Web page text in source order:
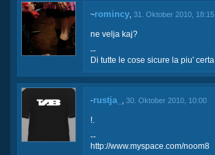
~romincy 31. Oktober 2010, 18:15
ne velja kaj?
--
Di tutte le cose sicure la piu'
-rustja_ 30. Oktober 2010, 10:00
!.
--
http://www.myspace.com/noom8